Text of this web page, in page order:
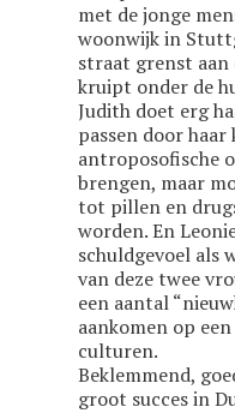
met de jonge
woonwijk in
straat grenst aan
kruipt onder de
Judith doet erg
passen door
antroposofische
brengen, maar
tot pillen en
worden. En
schuldgevoel als
van deze twee
een aantal
aankomen op
culturen.
Beklemmend,
groot succes in